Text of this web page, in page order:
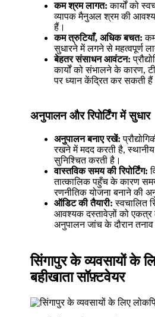
कम श्रम लागत: कार्यों को
व्यापक मैनुअल श्रम की
हैं।
कम त्रुटियाँ, अधिक बचत:
सुधारने में लगने से महत्वपूर्ण
बेहतर संसाधन आवंटन:
कार्यों को संभालने के कारण,
पर ध्यान केंद्रित कर सकती
अनुपालन और रिपोर्टिंग में सुधार
अनुपालन बनाए रखें:
रखने में मदद करती है,
सुनिश्चित करती है।
वास्तविक समय की रिपोर्टिंग:
तात्कालिक पहुँच के कारण
रणनीतिक योजना बनाने की
ऑडिट की तैयारी: स्वचालित
आवश्यक दस्तावेज़ों को एकत्र
अनुपालन जांच के दौरान
सिंगापुर के व्यवसायों के
बहीखाता सॉफ़्टवेयर